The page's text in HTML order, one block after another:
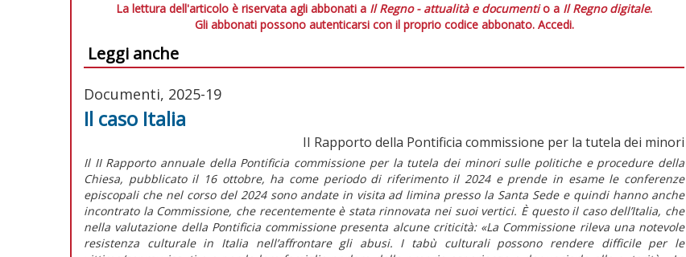
La lettura dell'articolo è riservata agli abbonati a Il Regno - attualità e documentio a Il Regno digitale.
Gli abbonati possono autenticarsi con il proprio codice abbonato. Accedi.
Leggi anche
Documenti, 2025-19
Il caso Italia
II Rapporto della Pontificia commissione per la tutela dei minori
Il II Rapporto annualedella Pontificia commissione per la tutela dei minori sulle politiche e procedure della
Chiesa, pubblicato il 16 ottobre, ha come periodo di riferimento il 2024 e prende in esame le conferenze
episcopali che nel corso del 2024 sono andate in visita ad limina presso la Santa Sede e quindi hanno anche
incontrato la Commissione, che recentemente è stata rinnovata nei suoi vertici. È questo il caso dell’Italia, che
nella valutazione della Pontificia commissione presenta alcune criticità: «La Commissione rileva una notevole
resistenza culturale in Italia nell’affrontare gli abusi. I tabù culturali possono rendere difficile per le